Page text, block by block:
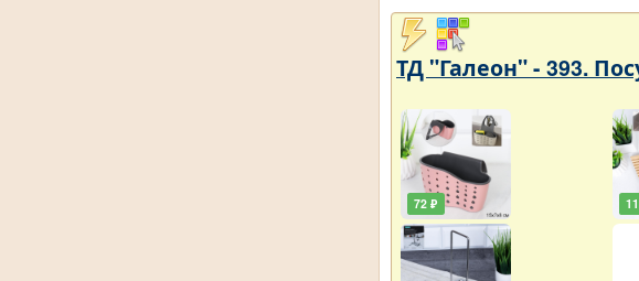
ТД "Галеон" - 393.
72 ₽